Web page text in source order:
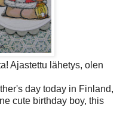
Ajastettu lähetys, olen
day today in Finland,
cute birthday boy, this